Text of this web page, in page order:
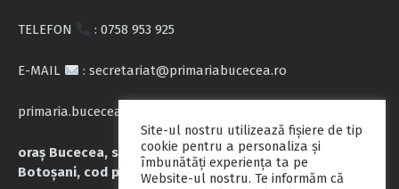
TELEFON : 0758 953 925
E-MAIL : secretariat@primariabucecea.ro
primaria.bucecea@yahoo.com
oraș Bucecea, str. Calea Națională nr.71, județul
Botoșani, cod poștal 717045
Site-ul nostru utilizează fişiere de tip
cookie pentru a personaliza și
îmbunătăți experiența ta pe
Website-ul nostru. Te informăm că